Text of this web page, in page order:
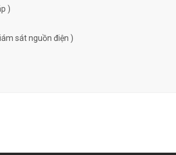
)
sát nguồn điện )